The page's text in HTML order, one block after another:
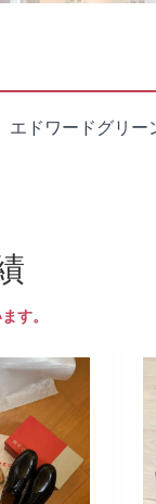
ドワードグリー
す。